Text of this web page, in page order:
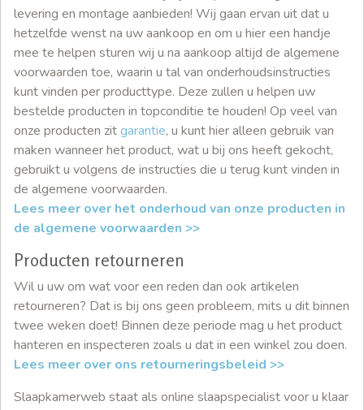
levering en montage aanbieden! Wij gaan ervan uit dat u
hetzelfde wenst na uw aankoop en om u hier een handje
mee te helpen sturen wij u na aankoop altijd de algemene
voorwaarden toe, waarin u tal van onderhoudsinstructies
kunt vinden per producttype. Deze zullen u helpen uw
bestelde producten in topconditie te houden! Op veel van
onze producten zitgarantie, u kunt hier alleen gebruik van
maken wanneer het product, wat u bij ons heeft gekocht,
gebruikt u volgens de instructies die u terug kunt vinden in
de algemene voorwaarden.
Lees meer over het onderhoud van onze producten in
de algemene voorwaarden >>
Producten retourneren
Wil u uw om wat voor een reden dan ook artikelen
retourneren? Dat is bij ons geen probleem, mits u dit binnen
twee weken doet! Binnen deze periode mag u het product
hanteren en inspecteren zoals u dat in een winkel zou doen.
Lees meer over ons retourneringsbeleid >>
Slaapkamerweb staat als online slaapspecialist voor u klaar